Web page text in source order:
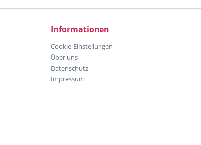
Informationen
Cookie-Einstellungen
Über uns
Datenschutz
Impressum